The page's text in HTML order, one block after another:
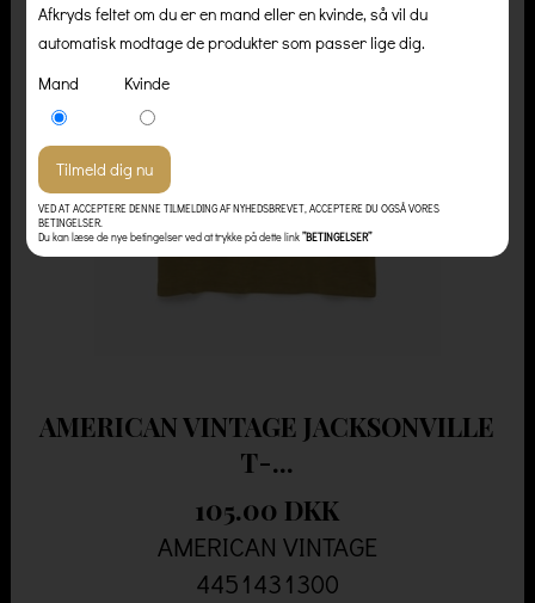
AMERICAN VINTAGE JACKSONVILLE
T-...
105.00 DKK
AMERICAN VINTAGE
4451431300
Afkryds feltet om du er en mand eller en kvinde, så vil du
automatisk modtage de produkter som passer lige dig.
Mand
Kvinde
VED AT ACCEPTERE DENNE TILMELDING AF NYHEDSBREVET, ACCEPTERE DU OGSÅ VORES
BETINGELSER.
Du kan læse de nye betingelser ved at trykke på dette link”BETINGELSER”